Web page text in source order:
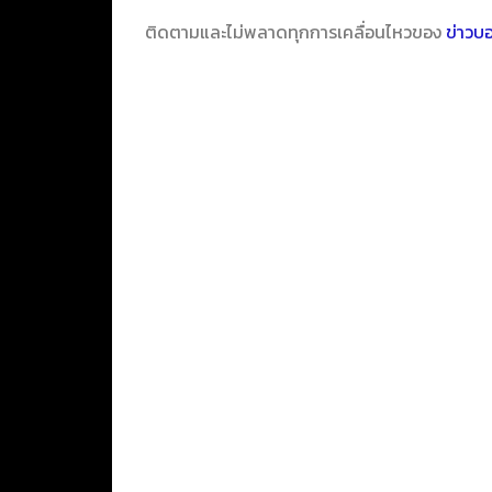
ติดตามและไม่พลาดทุกการเคลื่อนไหวของ ข่าวบ